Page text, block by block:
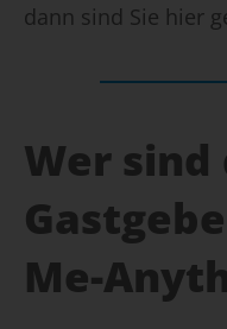
dann sind Sie hier
Wer sind
Me-